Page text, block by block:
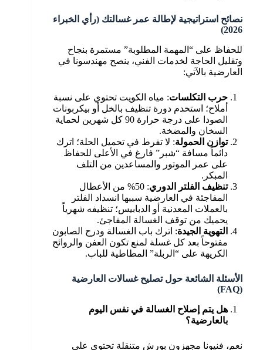
نصائح استراتيجية لإطالة عمر غسالتك (رأي الخبراء
2026)
للحفاظ على “المهمة المطلوبة” مستمرة بنجاح
وتقليل الحاجة لخدمات الفني، ينصح مهندسونا في
العارضية بالآتي:
حرب التكلسات: مياه الكويت تحتوي على نسبة
أملاح؛ استخدم دورة تنظيف بالخل أو بيكربونات
الصودا على درجة حرارة 90 كل شهرين لحماية
السخان والمضخة.
توازن الحمولة: لا تفرط في تحميل الحلة؛ اترك
دائماً مسافة “شبر” فارغ في الأعلى للحفاظ
على عمر الموتور والمساعدين من التلف
المبكر.
تنظيف الفلتر الدوري
: 50% من الأعطال
المفاجئة في العارضية سببها انسداد الفلتر
بالعملات المعدنية أو الدبابيس؛ تنظيفه شهرياً
يحميك من توقف الغسالة المفاجئ.
التهوية الجيدة: اترك باب الغسالة ودرج الصابون
مفتوحاً بعد كل غسلة لمنع تكون العفن والروائح
الكريهة على “الربلة” المطاطية للباب.
الأسئلة الشائعة حول تصليح غسالات العارضية
(FAQ)
هل يتم إصلاح الغسالة في نفس اليوم
بالعارضية؟
نعم، فنيونا مجهزون بورش متنقلة تحتوي على